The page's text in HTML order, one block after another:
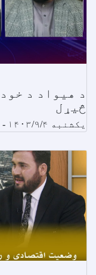
د هیواد د
څیړل
یکشنبه ۱۴۰۳/۹/۴ - ۱۲:۲۷